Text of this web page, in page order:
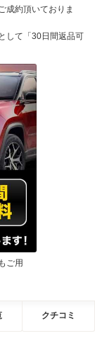
成約頂いておりま
して「30日間返品可
ご用
クチコミ